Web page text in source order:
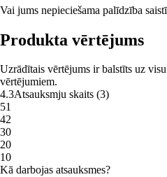
Vai jums nepieciešama palīdzība
Produkta vērtējums
Uzrādītais vērtējums ir balstīts uz
vērtējumiem.
4.3Atsauksmju skaits (3)
51
42
30
20
10
Kā darbojas atsauksmes?